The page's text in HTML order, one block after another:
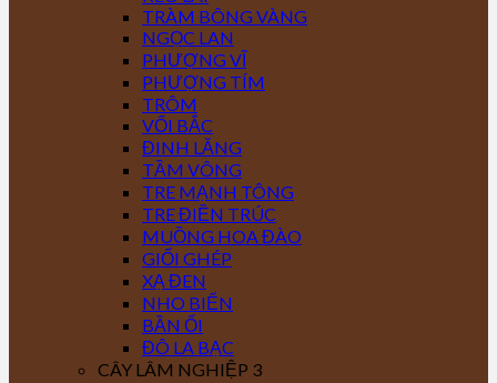
TRÀM BÔNG VÀNG
NGỌC LAN
PHƯỢNG VĨ
PHƯỢNG TÍM
TRÔM
VỐI BẮC
ĐINH LĂNG
TẦM VÔNG
TRE MẠNH TÔNG
TRE ĐIỀN TRÚC
MUỒNG HOA ĐÀO
GIỔI GHÉP
XẠ ĐEN
NHO BIỂN
BẦN ỔI
ĐÔ LA BẠC
CÂY LÂM NGHIỆP 3